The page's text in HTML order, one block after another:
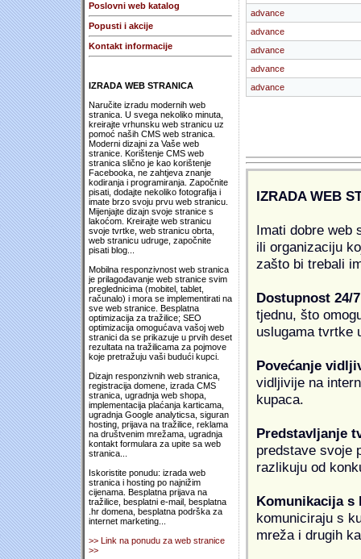
Poslovni web katalog
Popusti i akcije
Kontakt informacije
IZRADA WEB STRANICA
Naručite izradu modernih web
stranica. U svega nekoliko minuta,
kreirajte vrhunsku web stranicu uz
pomoć naših CMS web stranica.
Moderni dizajni za Vaše web
stranice. Korištenje CMS web
stranica slično je kao korištenje
Facebooka, ne zahtjeva znanje
kodiranja i programiranja. Započnite
pisati, dodajte nekoliko fotografija i
imate brzo svoju prvu web stranicu.
Mijenjajte dizajn svoje stranice s
lakoćom. Kreirajte web stranicu
svoje tvrtke, web stranicu obrta,
web stranicu udruge, započnite
pisati blog...
Mobilna responzivnost web stranica
je prilagođavanje web stranice svim
preglednicima (mobitel, tablet,
računalo) i mora se implementirati na
sve web stranice. Besplatna
optimizacija za tražilice; SEO
optimizacija omogućava vašoj web
stranici da se prikazuje u prvih deset
rezultata na tražilicama za pojmove
koje pretražuju vaši budući kupci.
Dizajn responzivnih web stranica,
registracija domene, izrada CMS
stranica, ugradnja web shopa,
implementacija plaćanja karticama,
ugradnja Google analyticsa, siguran
hosting, prijava na tražilice, reklama
na društvenim mrežama, ugradnja
kontakt formulara za upite sa web
stranica...
Iskoristite ponudu: izrada web
stranica i hosting po najnižim
cijenama. Besplatna prijava na
tražilice, besplatni e-mail, besplatna
.hr domena, besplatna podrška za
internet marketing...
>> Link na ponudu za web stranice
>>
advance
advance
advance
advance
advance
IZRADA WEB
Imati dobre web
ili organizaciju
zašto bi trebali
Dostupnost 24/7
tjednu, što
uslugama tvrtke
Povećanje
vidljivije na
kupaca.
Predstavljanje
predstave svoje
razlikuju od
Komunikacija s
komuniciraju s
mreža i drugih